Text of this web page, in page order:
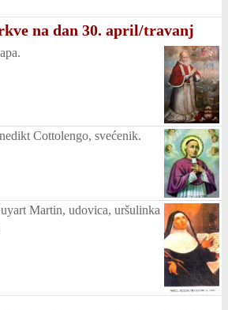
na dan 30. april/travanj
Cottolengo, svećenik.
Martin, udovica, uršulinka